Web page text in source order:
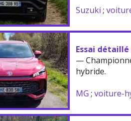
Suzuki ;
Essai détaillé
—
hybride.
MG ;voiture-